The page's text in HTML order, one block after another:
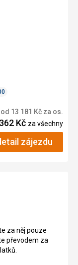
od 13 181 Kč za os.
Kč za všechny
zájezdu
za něj pouze
převodem za